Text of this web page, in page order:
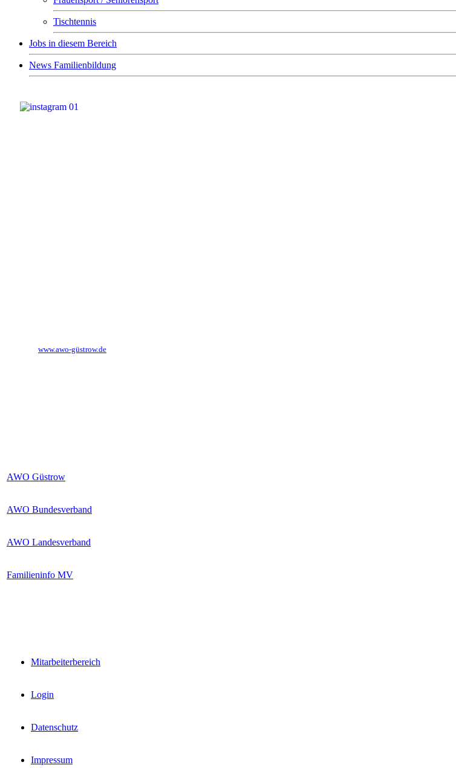
Tischtennis
Jobs in diesem Bereich
News Familienbildung
www.awo-güstrow.de
AWO Güstrow
AWO Bundesverband
AWO Landesverband
Familieninfo MV
Mitarbeiterbereich
Login
Datenschutz
Impressum